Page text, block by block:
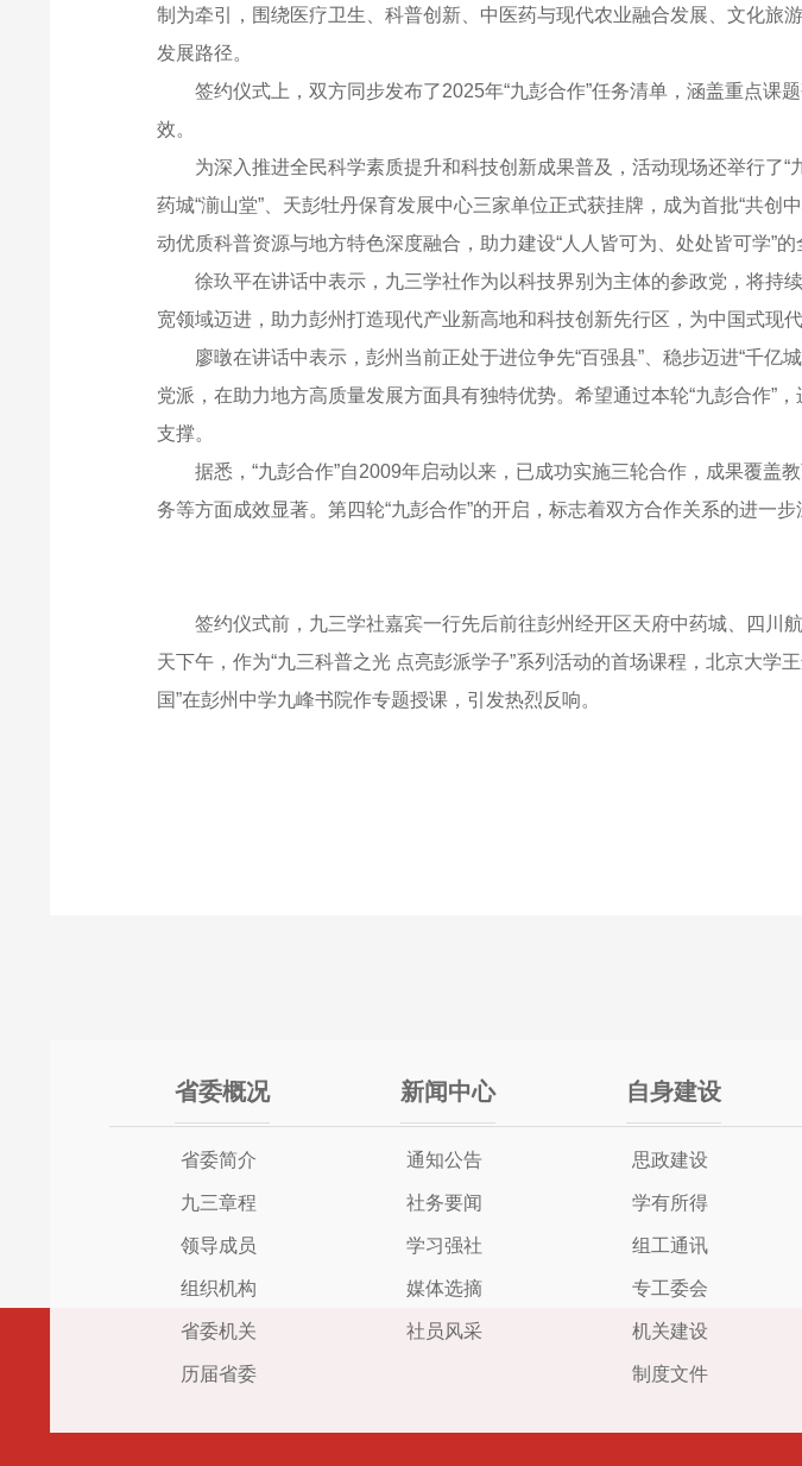
制为牵引，围绕医疗卫生、科普创新、中医药与现代农业融合发展、文化
发展路径。
签约仪式上，双方同步发布了2025年“九彭合作”任务清单，涵盖重点
效。
为深入推进全民科学素质提升和科技创新成果普及，活动现场还举行了
药城“湔山堂”、天彭牡丹保育发展中心三家单位正式获挂牌，成为首批“共
动优质科普资源与地方特色深度融合，助力建设“人人皆可为、处处皆可学”的
徐玖平在讲话中表示，九三学社作为以科技界别为主体的参政党，将持
宽领域迈进，助力彭州打造现代产业新高地和科技创新先行区，为中国式现代
廖暾在讲话中表示，彭州当前正处于进位争先“百强县”、稳步迈进“千
党派，在助力地方高质量发展方面具有独特优势。希望通过本轮“九彭合作”
支撑。
据悉，“九彭合作”自2009年启动以来，已成功实施三轮合作，成果覆
务等方面成效显著。第四轮“九彭合作”的开启，标志着双方合作关系的进一
签约仪式前，九三学社嘉宾一行先后前往彭州经开区天府中药城、四川
天下午，作为“九三科普之光 点亮彭派学子”系列活动的首场课程，北京大
国”在彭州中学九峰书院作专题授课，引发热烈反响。
省委概况
省委简介
九三章程
领导成员
组织机构
省委机关
历届省委
新闻中心
通知公告
社务要闻
学习强社
媒体选摘
社员风采
自身建设
思政建设
学有所得
组工通讯
专工委会
机关建设
制度文件